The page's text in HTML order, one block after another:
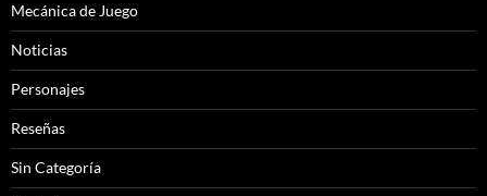
Mecánica de Juego
Noticias
Personajes
Reseñas
Sin Categoría